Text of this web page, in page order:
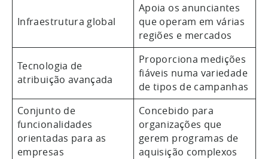
Infraestrutura global
Apoia os anunciantes
que operam em várias
regiões e mercados
Tecnologia de
atribuição avançada
Proporciona medições
fiáveis numa variedade
de tipos de campanhas
Conjunto de
funcionalidades
orientadas para as
empresas
Concebido para
organizações que
gerem programas de
aquisição complexos